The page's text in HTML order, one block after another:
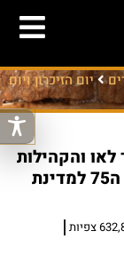
יום הזיכרון ויום
והקהילות
יוצאי צרפת בישראל - יום העצמאות ה75 למדינת
צפיות